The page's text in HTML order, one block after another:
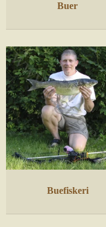
Buer
Buefiskeri